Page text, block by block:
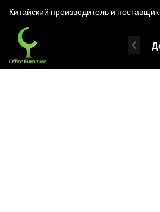
Китайский производитель и